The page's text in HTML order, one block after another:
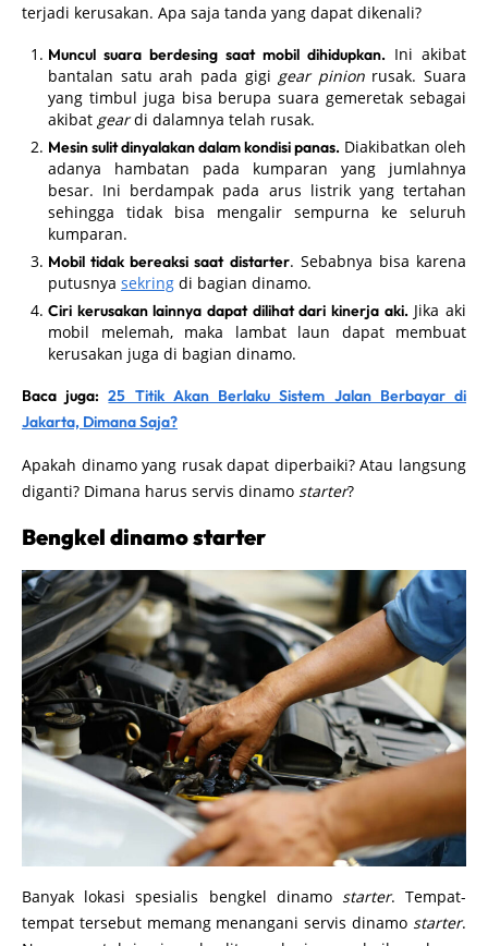
terjadi kerusakan. Apa saja tanda yang dapat dikenali?
Muncul suara berdesing saat mobil dihidupkan. Ini akibat
bantalan satu arah pada gigi gear pinionrusak. Suara
yang timbul juga bisa berupa suara gemeretak sebagai
akibat geardi dalamnya telah rusak.
Mesin sulit dinyalakan dalam kondisi panas. Diakibatkan oleh
adanya hambatan pada kumparan yang jumlahnya
besar. Ini berdampak pada arus listrik yang tertahan
sehingga tidak bisa mengalir sempurna ke seluruh
kumparan.
Mobil tidak bereaksi saat distarter. Sebabnya bisa karena
putusnya sekring di bagian dinamo.
Ciri kerusakan lainnya dapat dilihat dari kinerja aki. Jika aki
mobil melemah, maka lambat laun dapat membuat
kerusakan juga di bagian dinamo.
Baca juga:25 Titik Akan Berlaku Sistem Jalan Berbayar di
Jakarta, Dimana Saja?
Apakah dinamo yang rusak dapat diperbaiki? Atau langsung
diganti? Dimana harus servis dinamo starter?
Bengkel dinamo starter
Banyak lokasi spesialis bengkel dinamo starter. Tempat-
tempat tersebut memang menangani servis dinamo starter.